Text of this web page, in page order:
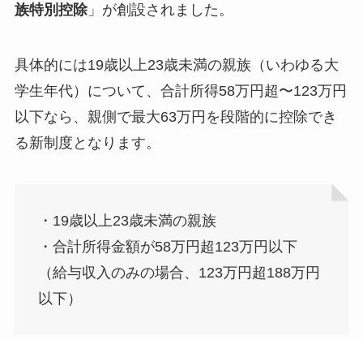
族特別控除」が創設されました。
具体的には19歳以上23歳未満の親族（いわゆる大
学生年代）について、合計所得58万円超〜123万円
以下なら、親側で最大63万円を段階的に控除でき
る新制度となります。
・19歳以上23歳未満の親族
・合計所得金額が58万円超123万円以下
（給与収入のみの場合、123万円超188万円
以下）